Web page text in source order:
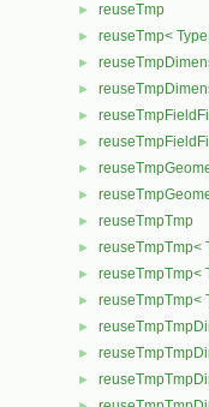
► reuseTmp
► reuseTmp<
►
►
►
►
►
►
► reuseTmpTmp
► reuseTmpTmp<
► reuseTmpTmp<
► reuseTmpTmp<
►
►
►